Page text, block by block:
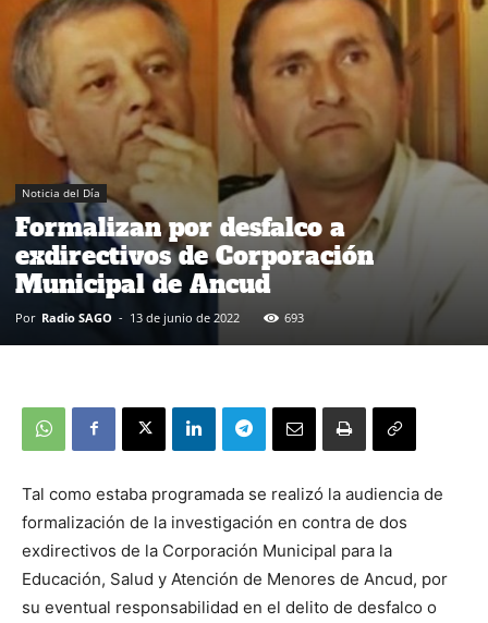
Noticia del Día
Formalizan por desfalco a
exdirectivos de Corporación
Municipal de Ancud
Por Radio SAGO - 13 de junio de 2022 693
Tal como estaba programada se realizó la audiencia de
formalización de la investigación en contra de dos
exdirectivos de la Corporación Municipal para la
Educación, Salud y Atención de Menores de Ancud, por
su eventual responsabilidad en el delito de desfalco o